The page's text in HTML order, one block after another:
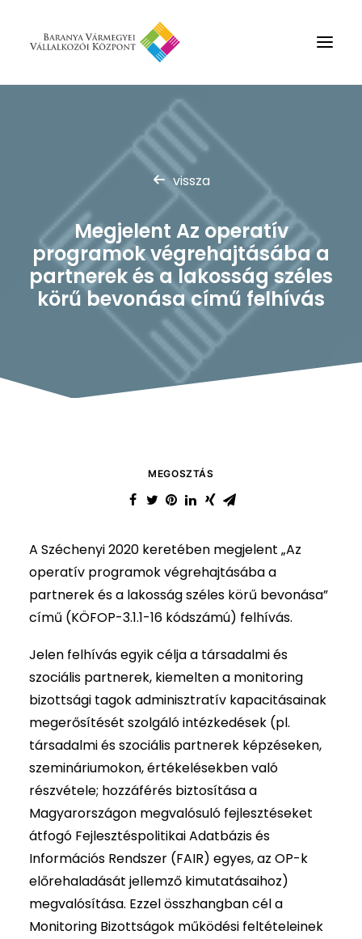
Rólunk
Szolgáltatások
Hírek
Partnerek
Kapcsolat
Keresés
vissza
Megjelent Az operatív
programok végrehajtásába a
partnerek és a lakosság széles
körű bevonása című felhívás
MEGOSZTÁS
A Széchenyi 2020 keretében megjelent „Az
operatív programok végrehajtásába a
partnerek és a lakosság széles körű bevonása”
című (KÖFOP-3.1.1-16 kódszámú) felhívás.
Jelen felhívás egyik célja a társadalmi és
szociális partnerek, kiemelten a monitoring
bizottsági tagok adminisztratív kapacitásainak
megerősítését szolgáló intézkedések (pl.
társadalmi és szociális partnerek képzéseken,
szemináriumokon, értékelésekben való
részvétele; hozzáférés biztosítása a
Magyarországon megvalósuló fejlesztéseket
átfogó Fejlesztéspolitikai Adatbázis és
Információs Rendszer (FAIR) egyes, az OP-k
előrehaladását jellemző kimutatásaihoz)
megvalósítása. Ezzel összhangban cél a
Monitoring Bizottságok működési feltételeinek